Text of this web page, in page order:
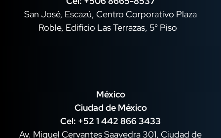
San José, Escazú, Centro Corporativo Plaza
Roble, Edificio Las Terrazas, 5° Piso
México
Ciudad de México
Cel: +52 1 442 866 3433
Av. Miguel Cervantes Saavedra 301, Ciudad de